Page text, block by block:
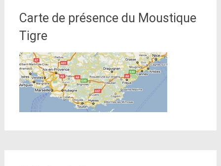
Carte de présence du Moustique
Tigre